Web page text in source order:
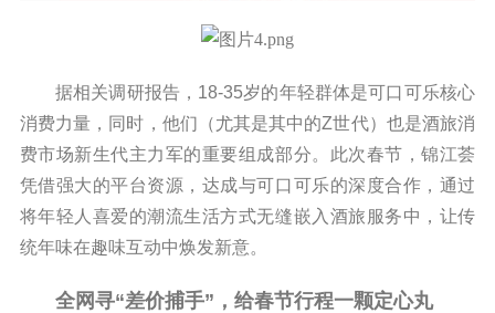
据相关调研报告，18-35岁的年轻群体是可口可乐核心
消费力量，同时，他们（尤其是其中的Z世代）也是酒旅消
费市场新生代主力军的重要组成部分。此次春节，锦江荟
凭借强大的平台资源，达成与可口可乐的深度合作，通过
将年轻人喜爱的潮流生活方式无缝嵌入酒旅服务中，让传
统年味在趣味互动中焕发新意。
全网寻“差价捕手” ， 给春节行程一颗定心丸